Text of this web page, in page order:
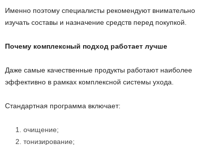
Именно поэтому специалисты рекомендуют внимательно
изучать составы и назначение средств перед покупкой.
Почему комплексный подход работает лучше
Даже самые качественные продукты работают наиболее
эффективно в рамках комплексной системы ухода.
Стандартная программа включает:
очищение;
тонизирование;